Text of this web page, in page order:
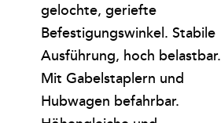
gelochte, geriefte
Befestigungswinkel. Stabile
Ausführung, hoch belastbar.
Mit Gabelstaplern und
Hubwagen befahrbar.